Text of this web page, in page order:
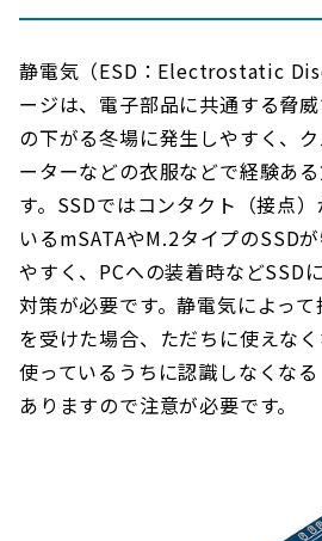
静電気（ESD：Electrostatic
ージは、電子部品に共通する脅
の下がる冬場に発生しやすく、
ーターなどの衣服などで経験あ
す。SSDではコンタクト（接点
いるmSATAやM.2タイプのSSD
やすく、PCへの装着時などSSD
対策が必要です。静電気によっ
を受けた場合、ただちに使えなく
使っているうちに認識しなくな
ありますので注意が必要です。